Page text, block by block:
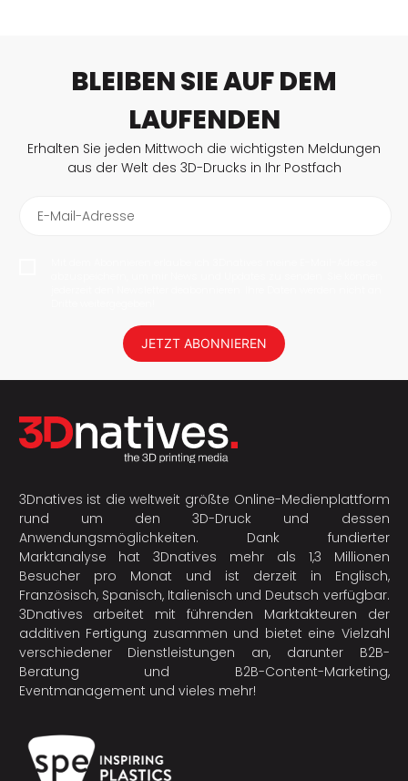
BLEIBEN SIE AUF DEM
LAUFENDEN
Erhalten Sie jeden Mittwoch die wichtigsten Meldungen
aus der Welt des 3D-Drucks in Ihr Postfach
E-Mail-Adresse
JETZT ABONNIEREN
3Dnatives ist die weltweit größte Online-Medienplattform
rund um den 3D-Druck und dessen
Anwendungsmöglichkeiten. Dank fundierter
Marktanalyse hat 3Dnatives mehr als 1,3 Millionen
Besucher pro Monat und ist derzeit in Englisch,
Französisch, Spanisch, Italienisch und Deutsch verfügbar.
3Dnatives arbeitet mit führenden Marktakteuren der
additiven Fertigung zusammen und bietet eine Vielzahl
verschiedener Dienstleistungen an, darunter B2B-
Beratung und B2B-Content-Marketing,
Eventmanagement und vieles mehr!